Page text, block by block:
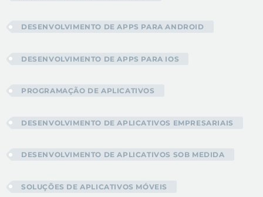
DESENVOLVIMENTO DE APPS PARA ANDROID
DESENVOLVIMENTO DE APPS PARA IOS
PROGRAMAÇÃO DE APLICATIVOS
DESENVOLVIMENTO DE APLICATIVOS EMPRESARIAIS
DESENVOLVIMENTO DE APLICATIVOS SOB MEDIDA
SOLUÇÕES DE APLICATIVOS MÓVEIS